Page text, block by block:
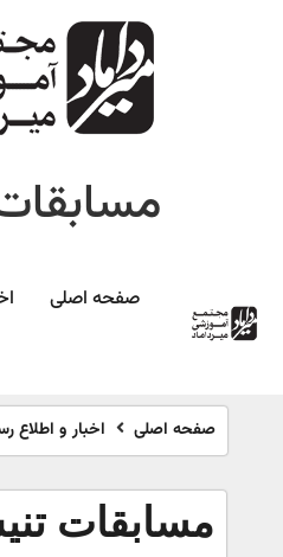
صفحه اصلی
صفحه اصلی اخبار و اطلاع
مسابقات